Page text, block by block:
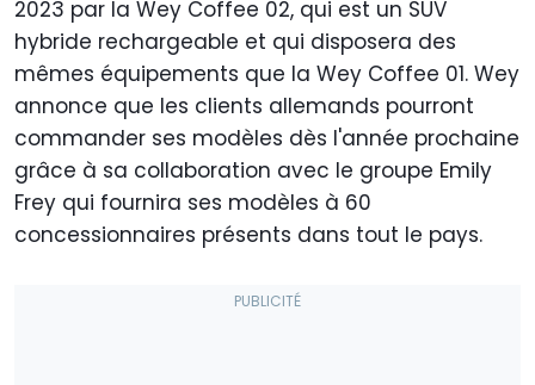
2023 par la Wey Coffee 02, qui est un SUV
hybride rechargeable et qui disposera des
mêmes équipements que la Wey Coffee 01. Wey
annonce que les clients allemands pourront
commander ses modèles dès l'année prochaine
grâce à sa collaboration avec le groupe Emily
Frey qui fournira ses modèles à 60
concessionnaires présents dans tout le pays.